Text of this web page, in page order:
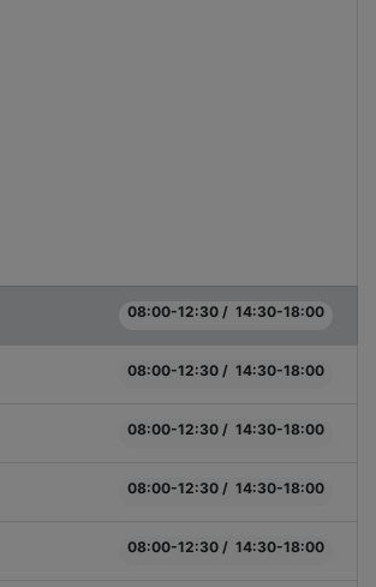
08:00-12:30 / 14:30-18:00
08:00-12:30 / 14:30-18:00
08:00-12:30 / 14:30-18:00
08:00-12:30 / 14:30-18:00
08:00-12:30 / 14:30-18:00